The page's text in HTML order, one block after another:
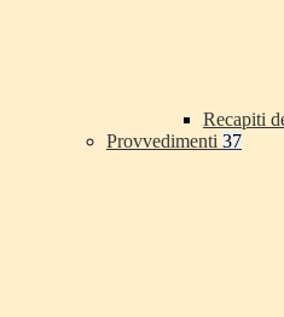
Recapiti
Provvedimenti 37